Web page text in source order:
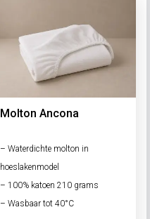
Molton Ancona
– Waterdichte molton in
hoeslakenmodel
– 100% katoen 210 grams
– Wasbaar tot 40°C